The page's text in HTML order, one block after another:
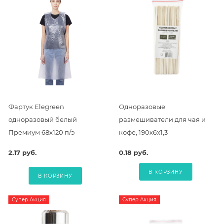
Фартук Elegreen
одноразовый белый
Премиум 68х120 п/э
2.17 руб.
В КОРЗИНУ
Одноразовые
размешиватели для чая и
кофе, 190х6х1,3
0.18 руб.
В КОРЗИНУ
Супер Акция Супер Акция